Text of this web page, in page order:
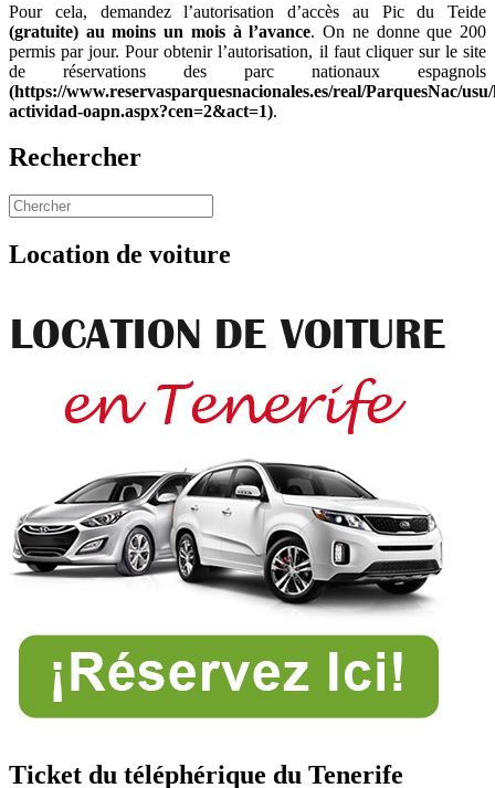
Pour cela, demandez l’autorisation d’accès au Pic du Teide
(gratuite) au moins un mois à l’avance. On ne donne que 200
permis par jour. Pour obtenir l’autorisation, il faut cliquer sur le site
de réservations des parc nationaux espagnols
(https://www.reservasparquesnacionales.es/real/ParquesNac/
actividad-oapn.aspx?cen=2&act=1).
Rechercher
Location de voiture
Ticket du téléphérique du Tenerife